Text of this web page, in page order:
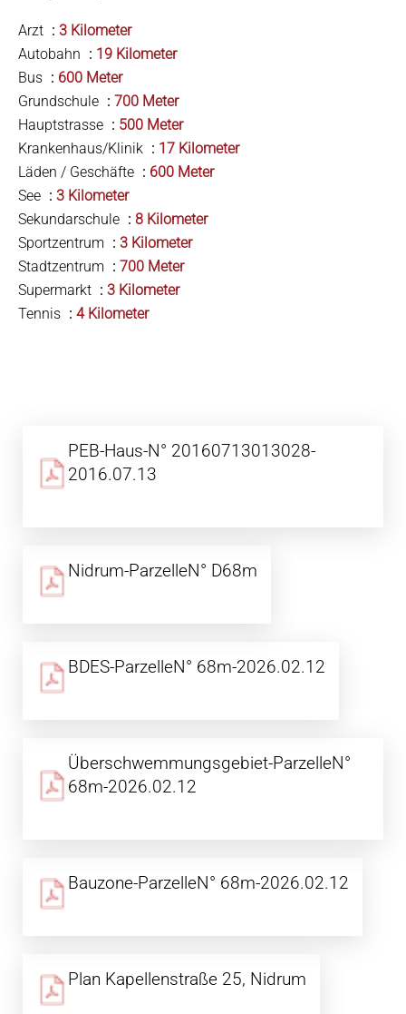
Arzt
3 Kilometer
Autobahn
19 Kilometer
Bus
600 Meter
Grundschule
700 Meter
Hauptstrasse
500 Meter
Krankenhaus/Klinik
17 Kilometer
Läden / Geschäfte
600 Meter
See
3 Kilometer
Sekundarschule
8 Kilometer
Sportzentrum
3 Kilometer
Stadtzentrum
700 Meter
Supermarkt
3 Kilometer
Tennis
4 Kilometer
PEB-Haus-N° 20160713013028-
2016.07.13
Nidrum-ParzelleN° D68m
BDES-ParzelleN° 68m-2026.02.12
Überschwemmungsgebiet-ParzelleN°
68m-2026.02.12
Bauzone-ParzelleN° 68m-2026.02.12
Plan Kapellenstraße 25, Nidrum